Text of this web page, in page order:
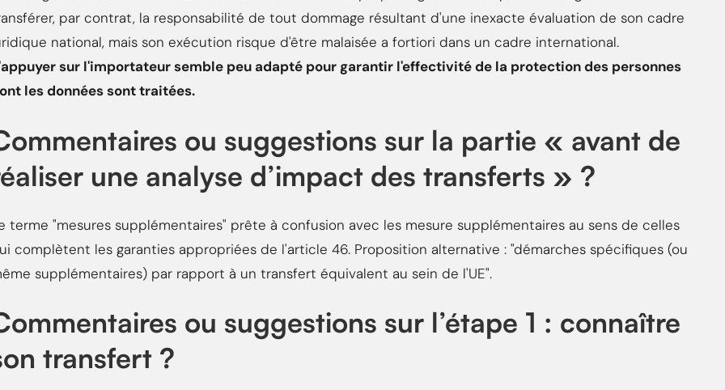
par contrat, la responsabilité de tout dommage résultant d'une inexacte évaluation de son cadre
national, mais son exécution risque d'être malaisée a fortiori dans un cadre international.
sur l'importateur semble peu adapté pour garantir l'effectivité de la protection des personnes
les données sont traitées.
ou suggestions sur la partie « avant de
une analyse d’impact des transferts » ?
terme "mesures supplémentaires" prête à confusion avec les mesure supplémentaires au sens de celles
complètent les garanties appropriées de l'article 46. Proposition alternative : "démarches spécifiques (ou
supplémentaires) par rapport à un transfert équivalent au sein de l'UE".
ou suggestions sur l’étape 1 : connaître
transfert ?